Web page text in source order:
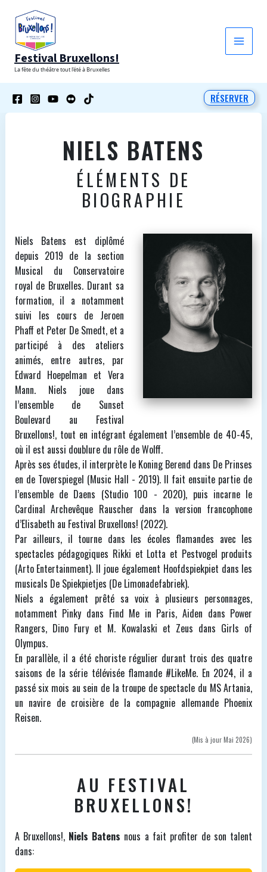
contenu
Festival Bruxellons!
La fête du théâtre tout l'été à Bruxelles
RÉSERVER
NIELS BATENS
ÉLÉMENTS DE
BIOGRAPHIE
Niels Batens est diplômé
depuis 2019 de la section
Musical du Conservatoire
royal de Bruxelles. Durant sa
formation, il a notamment
suivi les cours de Jeroen
Phaff et Peter De Smedt, et a
participé à des ateliers
animés, entre autres, par
Edward Hoepelman et Vera
Mann. Niels joue dans
l’ensemble de Sunset
Boulevard au Festival
Bruxellons!, tout en intégrant également l’ensemble de 40-45,
où il est aussi doublure du rôle de Wolff.
Après ses études, il interprète le Koning Berend dans De Prinses
en de Toverspiegel (Music Hall - 2019). Il fait ensuite partie de
l’ensemble de Daens (Studio 100 - 2020), puis incarne le
Cardinal Archevêque Rauscher dans la version francophone
d’Elisabeth au Festival Bruxellons! (2022).
Par ailleurs, il tourne dans les écoles flamandes avec les
spectacles pédagogiques Rikki et Lotta et Pestvogel produits
(Arto Entertainment). Il joue également Hoofdspiekpiet dans les
musicals De Spiekpietjes (De Limonadefabriek).
Niels a également prêté sa voix à plusieurs personnages,
notamment Pinky dans Find Me in Paris, Aiden dans Power
Rangers, Dino Fury et M. Kowalaski et Zeus dans Girls of
Olympus.
En parallèle, il a été choriste régulier durant trois des quatre
saisons de la série télévisée flamande #LikeMe. En 2024, il a
passé six mois au sein de la troupe de spectacle du MS Artania,
un navire de croisière de la compagnie allemande Phoenix
Reisen.
(Mis à jour Mai 2026)
AU FESTIVAL
BRUXELLONS!
A Bruxellons!, Niels Batens nous a fait profiter de son talent
dans: